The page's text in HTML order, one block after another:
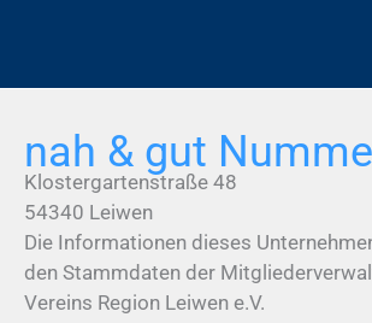
nah & gut
Klostergartenstraße 48
54340 Leiwen
Die Informationen dieses
den Stammdaten der
Vereins Region Leiwen e.V.